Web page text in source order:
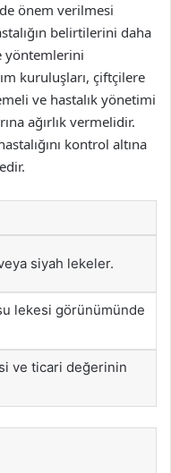
önem verilmesi
belirtilerini daha
yöntemlerini
kuruluşları, çiftçilere
ve hastalık yönetimi
ağırlık vermelidir.
kontrol altına
siyah lekeler.
lekesi görünümünde
ve ticari değerinin